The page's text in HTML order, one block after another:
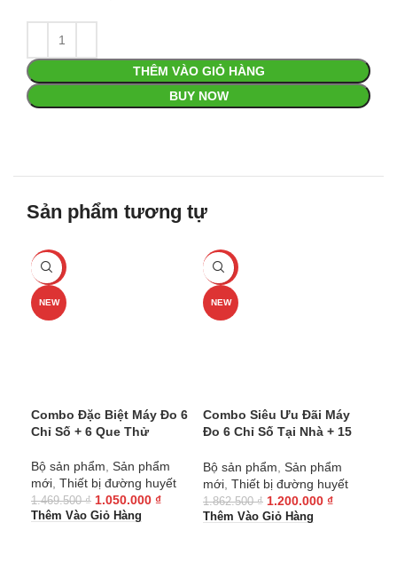
THÊM VÀO GIỎ HÀNG
BUY NOW
Sản phẩm tương tự
-29%
NEW
Combo Đặc Biệt Máy Đo 6
Chỉ Số + 6 Que Thử
Bộ sản phẩm Sản phẩm
mới Thiết bị đường huyết
1.469.500₫ 1.050.000 ₫
Thêm Vào Giỏ Hàng
-36%
NEW
Combo Siêu Ưu Đãi Máy
Đo 6 Chỉ Số Tại Nhà + 15
Đường Huyết)
Bộ sản phẩm Sản phẩm
mới Thiết bị đường huyết
1.862.500₫ 1.200.000 ₫
Thêm Vào Giỏ Hàng